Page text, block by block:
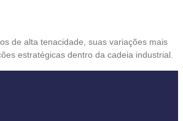
de alta tenacidade, suas variações mais
estratégicas dentro da cadeia industrial.